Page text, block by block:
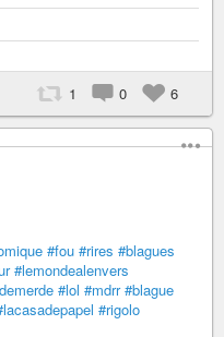
1 0 6
#fou #rires #blagues
#lemondealenvers
#lol #mdrr #blague
#rigolo